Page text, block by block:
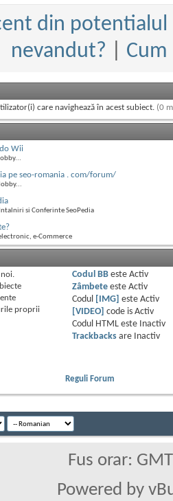
din
nevandut?
care navighează în acest subiect. (0
Wii
pe seo-romania . com/forum/
si Conferinte SeoPedia
e-Commerce
proprii
Codul BBeste Activ
Zâmbeteeste Activ
Codul
[IMG] este Activ
[VIDEO]
code is Activ
Codul HTML este
Inactiv
Trackbacksare
Inactiv
Reguli Forum
Fus orar:
Powered by